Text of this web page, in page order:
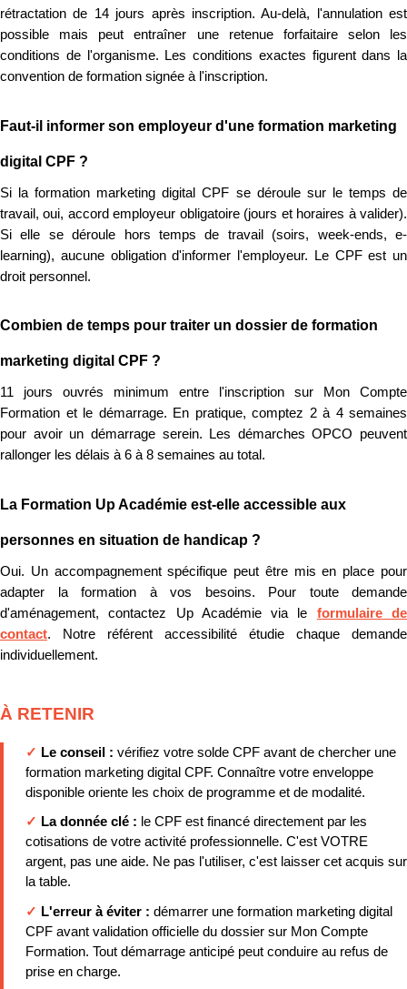
rétractation de 14 jours après inscription. Au-delà, l'annulation est
possible mais peut entraîner une retenue forfaitaire selon les
conditions de l'organisme. Les conditions exactes figurent dans la
convention de formation signée à l'inscription.
Faut-il informer son employeur d'une formation marketing
digital CPF ?
Si la formation marketing digital CPF se déroule sur le temps de
travail, oui, accord employeur obligatoire (jours et horaires à valider).
Si elle se déroule hors temps de travail (soirs, week-ends, e-
learning), aucune obligation d'informer l'employeur. Le CPF est un
droit personnel.
Combien de temps pour traiter un dossier de formation
marketing digital CPF ?
11 jours ouvrés minimum entre l'inscription sur Mon Compte
Formation et le démarrage. En pratique, comptez 2 à 4 semaines
pour avoir un démarrage serein. Les démarches OPCO peuvent
rallonger les délais à 6 à 8 semaines au total.
La Formation Up Académie est-elle accessible aux
personnes en situation de handicap ?
Oui. Un accompagnement spécifique peut être mis en place pour
adapter la formation à vos besoins. Pour toute demande
d'aménagement, contactez Up Académie via le formulaire de
contact. Notre référent accessibilité étudie chaque demande
individuellement.
À RETENIR
✓ Le conseil : vérifiez votre solde CPF avant de chercher une
formation marketing digital CPF. Connaître votre enveloppe
disponible oriente les choix de programme et de modalité.
✓ La donnée clé : le CPF est financé directement par les
cotisations de votre activité professionnelle. C'est VOTRE
argent, pas une aide. Ne pas l'utiliser, c'est laisser cet acquis sur
la table.
✓ L'erreur à éviter : démarrer une formation marketing digital
CPF avant validation officielle du dossier sur Mon Compte
Formation. Tout démarrage anticipé peut conduire au refus de
prise en charge.